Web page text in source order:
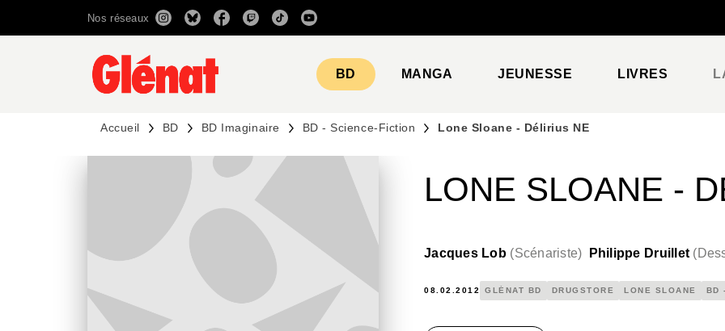
RECHERCHE CONTENU
Nos réseaux
BD MANGA JEUNESSE LIVRES
Accueil BD BD Imaginaire BD - Science-Fiction Lone Sloane - Délirius NE
LONE SLOANE -
Jacques Lob (Scénariste) Philippe Druillet (
08.02.2012 GLÉNAT BD DRUGSTORE LONE SLOANE BD